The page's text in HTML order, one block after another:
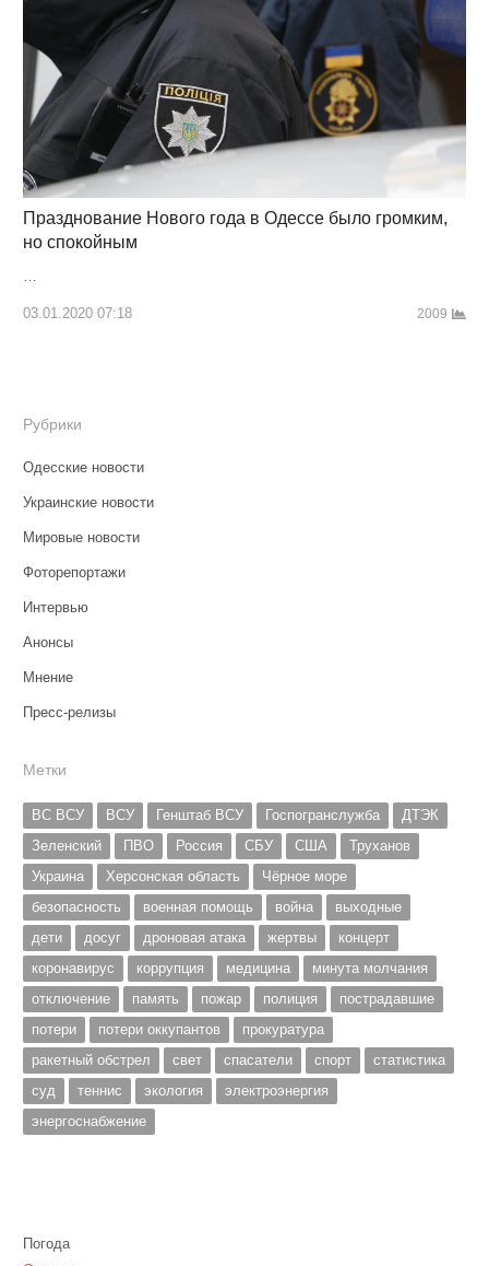
Празднование Нового года в Одессе было громким,
но спокойным
…
03.01.2020 07:18 2009
Рубрики
Одесские новости
Украинские новости
Мировые новости
Фоторепортажи
Интервью
Анонсы
Мнение
Пресс-релизы
Метки
ВС ВСУ ВСУ Генштаб ВСУ Госпогранслужба
ДТЭК
Зеленский
ПВО Россия СБУ США
Труханов
Украина
Херсонская область
Чёрное море
безопасность
военная помощь война
выходные
дети
досуг дроновая атака жертвы
концерт
коронавирус
коррупция медицина
минута молчания
отключение
память пожар полиция
пострадавшие
потери
потери оккупантов
прокуратура
ракетный обстрел
свет спасатели спорт
статистика
суд
теннис экология
электроэнергия
энергоснабжение
Погода